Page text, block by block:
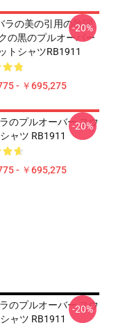
ラの美の引用の歌詞
の黒のプルオーバー
トシャツRB1911
- ￥695,275
-20%
のプルオーバー スウ
ャツ RB1911
- ￥695,275
-20%
のプルオーバー スウ
ャツ RB1911
-20%